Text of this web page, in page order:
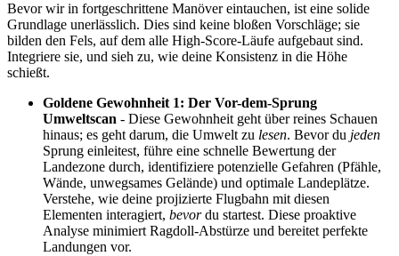
Bevor wir in fortgeschrittene Manöver eintauchen, ist eine solide
Grundlage unerlässlich. Dies sind keine bloßen Vorschläge; sie
bilden den Fels, auf dem alle High-Score-Läufe aufgebaut sind.
Integriere sie, und sieh zu, wie deine Konsistenz in die Höhe
schießt.
Goldene Gewohnheit 1: Der Vor-dem-Sprung
Umweltscan - Diese Gewohnheit geht über reines Schauen
hinaus; es geht darum, die Umwelt zu lesen. Bevor du jeden
Sprung einleitest, führe eine schnelle Bewertung der
Landezone durch, identifiziere potenzielle Gefahren (Pfähle,
Wände, unwegsames Gelände) und optimale Landeplätze.
Verstehe, wie deine projizierte Flugbahn mit diesen
Elementen interagiert, bevordu startest. Diese proaktive
Analyse minimiert Ragdoll-Abstürze und bereitet perfekte
Landungen vor.